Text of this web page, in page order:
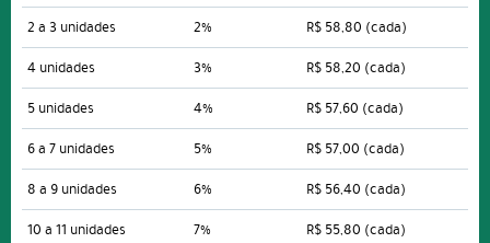
2 a 3 unidades
2% R$ 58,80 (cada)
4 unidades
3% R$ 58,20 (cada)
5 unidades
4% R$ 57,60 (cada)
6 a 7 unidades
5% R$ 57,00 (cada)
8 a 9 unidades
6% R$ 56,40 (cada)
10 a 11 unidades
7% R$ 55,80 (cada)